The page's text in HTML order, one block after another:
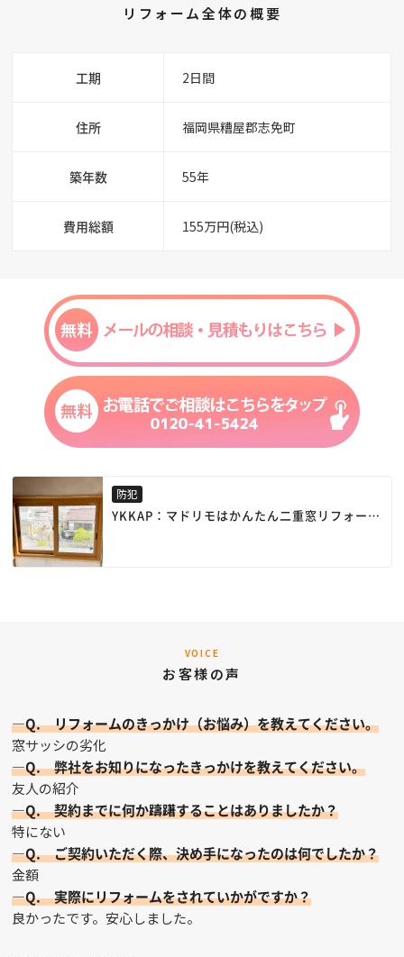
リフォーム全体の概要
工期 2日間
住所 福岡県糟屋郡志免町
築年数 55年
費用総額 155万円(税込)
防犯
YKKAP：マドリモはかんたん二重窓リフォーム
VOICE
お客様の声
—Q. リフォームのきっかけ（お悩み）を教えてください。
窓サッシの劣化
—Q. 弊社をお知りになったきっかけを教えてください。
友人の紹介
—Q. 契約までに何か躊躇することはありましたか？
特にない
—Q. ご契約いただく際、決め手になったのは何でしたか？
金額
—Q. 実際にリフォームをされていかがですか？
良かったです。安心しました。